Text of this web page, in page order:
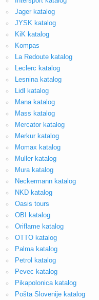
Jager katalog
JYSK katalog
KiK katalog
Kompas
La Redoute katalog
Leclerc katalog
Lesnina katalog
Lidl katalog
Mana katalog
Mass katalog
Mercator katalog
Merkur katalog
Momax katalog
Muller katalog
Mura katalog
Neckermann katalog
NKD katalog
Oasis tours
OBI katalog
Oriflame katalog
OTTO katalog
Palma katalog
Petrol katalog
Pevec katalog
Pikapolonica katalog
Pošta Slovenije katalog